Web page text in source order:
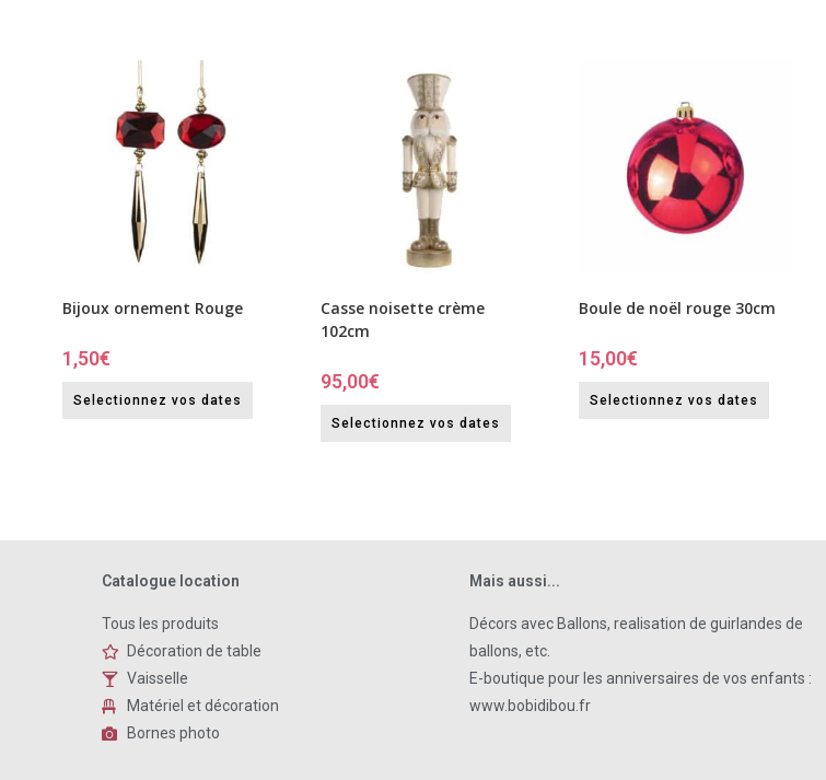
Bijoux ornement Rouge
1,50€
Selectionnez vos dates
Casse noisette crème
102cm
95,00€
Selectionnez vos dates
Boule de noël rouge 30cm
15,00€
Selectionnez vos dates
Catalogue location
Tous les produits
Décoration de table
Vaisselle
Matériel et décoration
Bornes photo
Mais aussi...
Décors avec Ballons, realisation de guirlandes de
ballons, etc.
E-boutique pour les anniversaires de vos enfants :
www.bobidibou.fr